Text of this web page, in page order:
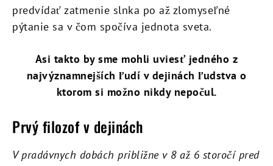
predvídať zatmenie slnka po až zlomyseľné
pýtanie sa v čom spočíva jednota sveta.
Asi takto by sme mohli uviesť jedného z
najvýznamnejších ľudí v dejinách ľudstva o
ktorom si možno nikdy nepočul.
Prvý filozof v dejinách
V pradávnych dobách približne v 8 až 6 storočí pred